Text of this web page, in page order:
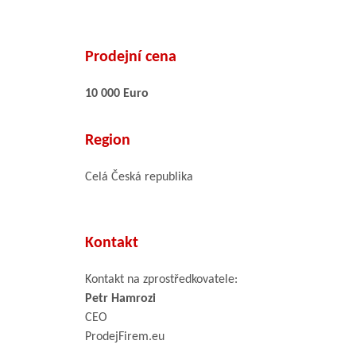
Prodejní cena
10 000 Euro
Region
Celá Česká republika
Kontakt
Kontakt na zprostředkovatele:
Petr Hamrozi
CEO
ProdejFirem.eu